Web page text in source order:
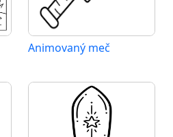
Animovaný meč